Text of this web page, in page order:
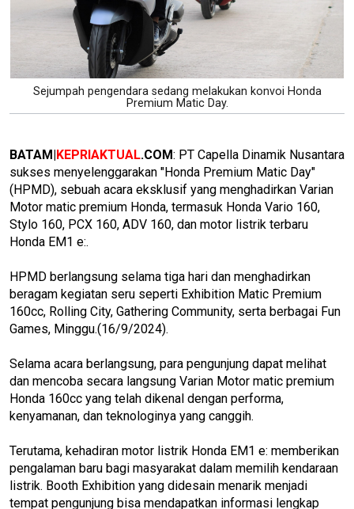
Sejumpah pengendara sedang melakukan konvoi Honda
Premium Matic Day.
BATAM|KEPRIAKTUAL.COM: PT Capella Dinamik Nusantara
sukses menyelenggarakan "Honda Premium Matic Day"
(HPMD), sebuah acara eksklusif yang menghadirkan Varian
Motor matic premium Honda, termasuk Honda Vario 160,
Stylo 160, PCX 160, ADV 160, dan motor listrik terbaru
Honda EM1 e:.
HPMD berlangsung selama tiga hari dan menghadirkan
beragam kegiatan seru seperti Exhibition Matic Premium
160cc, Rolling City, Gathering Community, serta berbagai Fun
Games, Minggu.(16/9/2024).
Selama acara berlangsung, para pengunjung dapat melihat
dan mencoba secara langsung Varian Motor matic premium
Honda 160cc yang telah dikenal dengan performa,
kenyamanan, dan teknologinya yang canggih.
Terutama, kehadiran motor listrik Honda EM1 e: memberikan
pengalaman baru bagi masyarakat dalam memilih kendaraan
listrik. Booth Exhibition yang didesain menarik menjadi
tempat pengunjung bisa mendapatkan informasi lengkap